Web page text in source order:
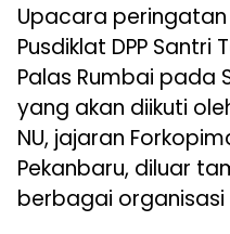
Upacara
Pusdiklat DPP Santri
Palas Rumbai pada
yang akan diikuti
NU, jajaran
Pekanbaru, diluar
berbagai organisasi